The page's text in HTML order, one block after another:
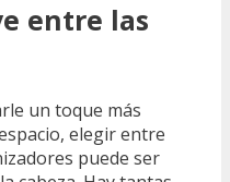
entre las
un toque más
elegir entre
puede ser